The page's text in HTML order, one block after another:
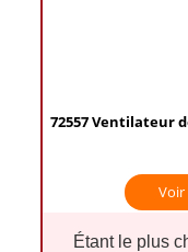
72557 Ventilateur
Étant le plus